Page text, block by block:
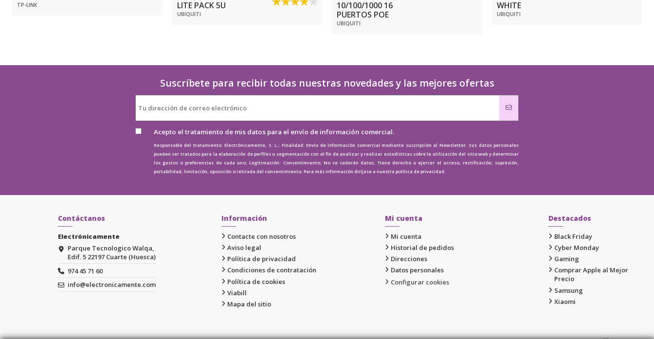
TP-LINK
LITE PACK 5U
UBIQUITI
10/100/1000 16
PUERTOS POE
UBIQUITI
WHITE
UBIQUITI
Suscríbete para recibir todas nuestras novedades y las mejores ofertas
Acepto el tratamiento de mis datos para el envío de información comercial.
Responsable del tratamiento: Electrónicamente, S. L.; Finalidad: Envío de información comercial mediante suscripción al Newsletter. Sus datos personales
pueden ser tratados para la elaboración de perfiles o segmentación con el fin de analizar y realizar estadísticas sobre la utilización del sitio web y determinar
los gustos o preferencias de cada uno; Legitimación: Consentimiento; No se cederán datos; Tiene derecho a ejercer el acceso, rectificación, supresión,
portabilidad, limitación, oposición o retirada del consentimiento; Para más información diríjase a nuestra política de privacidad.
Contáctanos
Electrónicamente
Parque Tecnologico Walqa,
Edif. 5 22197 Cuarte (Huesca)
974 45 71 60
info@electronicamente.com
Información
Contacte con nosotros
Aviso legal
Política de privacidad
Condiciones de contratación
Política de cookies
Viabill
Mapa del sitio
Mi cuenta
Mi cuenta
Historial de pedidos
Direcciones
Datos personales
Configurar cookies
Destacados
Black Friday
Cyber Monday
Gaming
Comprar Apple al Mejor
Precio
Samsung
Xiaomi